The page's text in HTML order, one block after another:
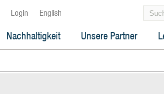
Login English
Nachhaltigkeit Unsere Partner